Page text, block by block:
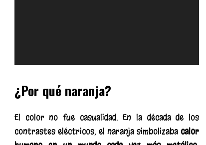
¿Por qué naranja?
El color no fue casualidad. En la década de los
contrastes eléctricos, el naranja simbolizaba calor